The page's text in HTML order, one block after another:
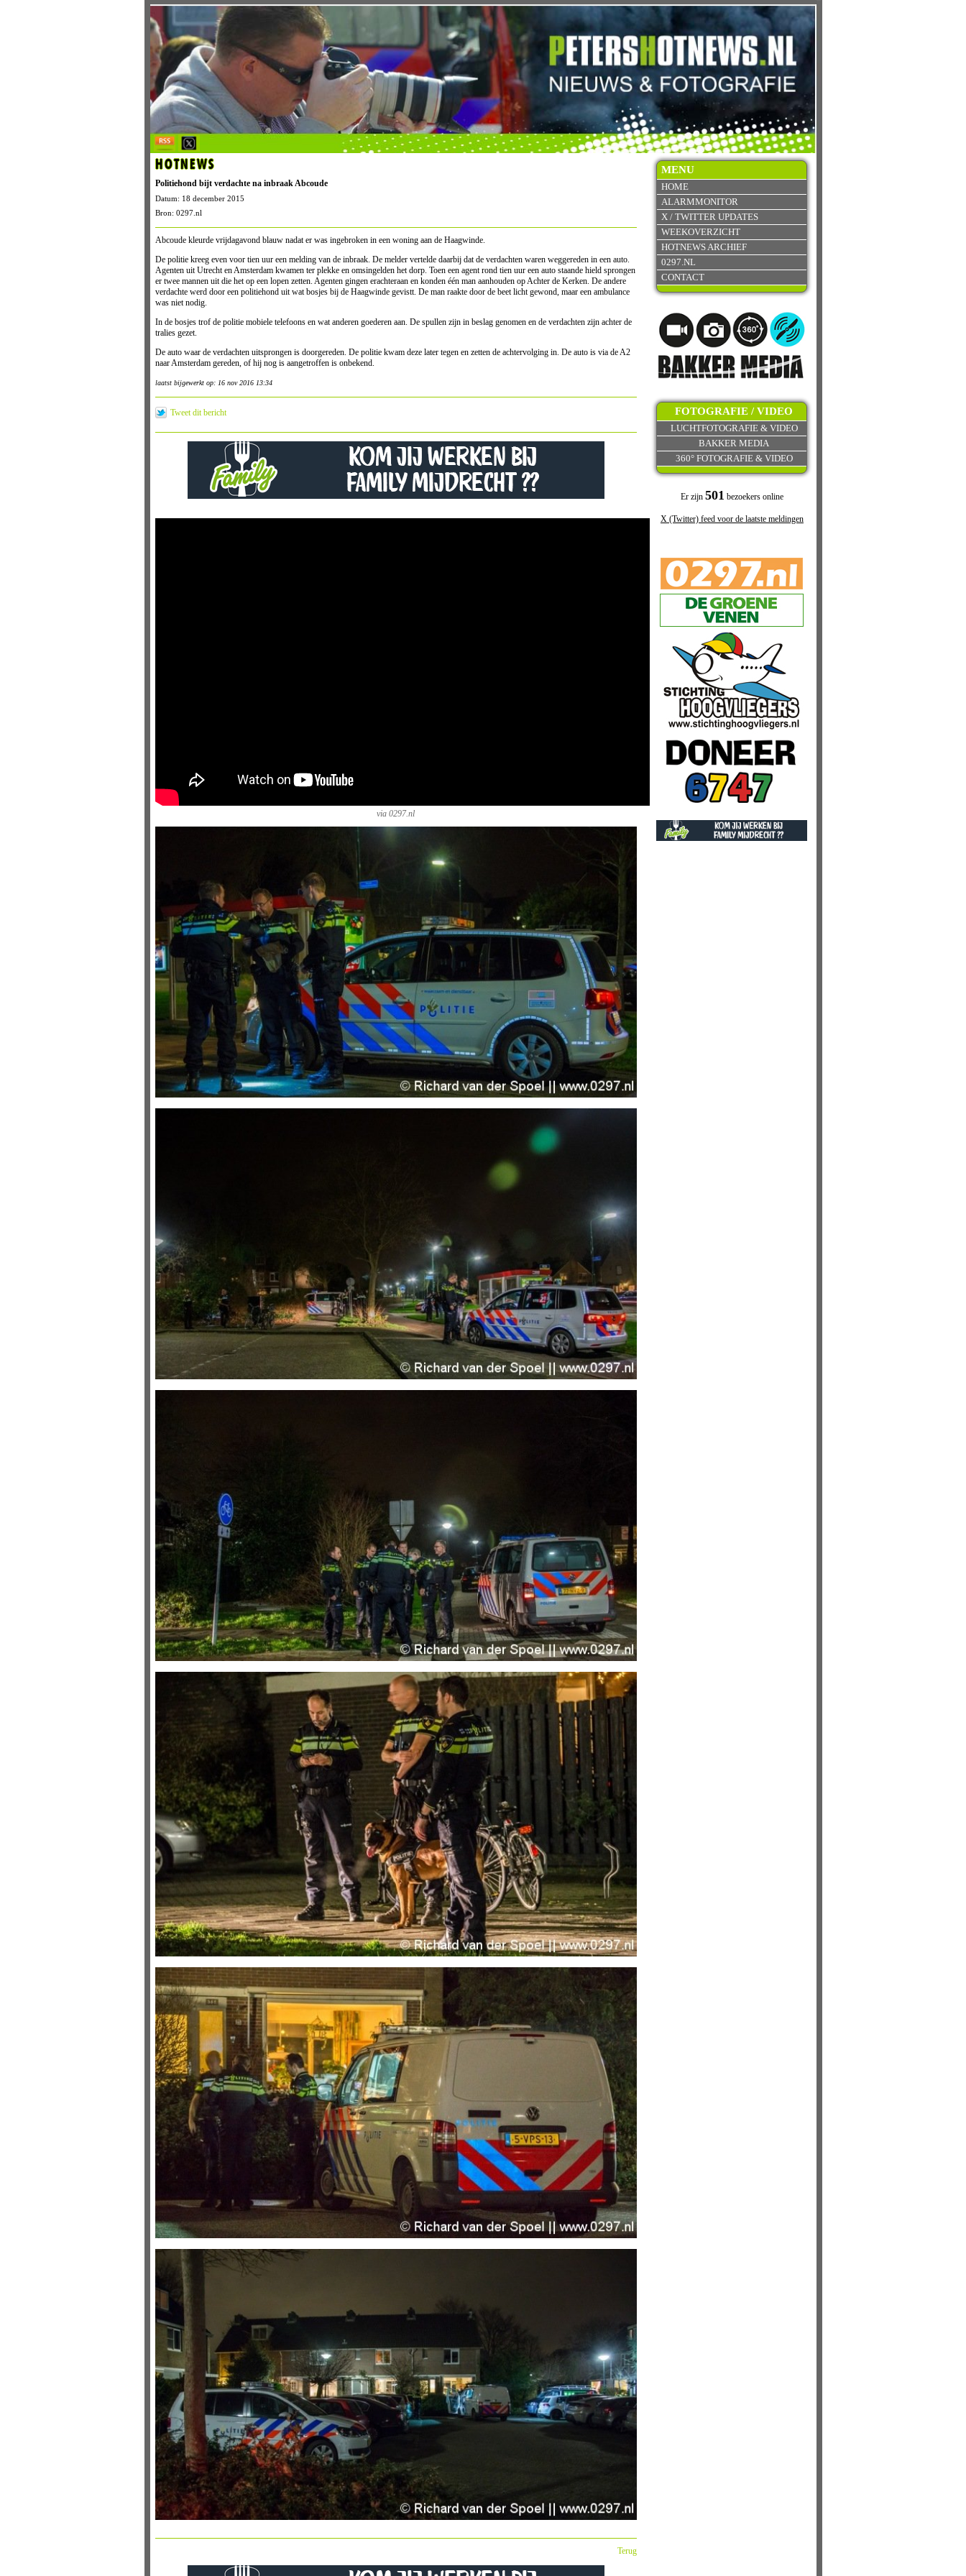
MENU
HOME
ALARMMONITOR
X / TWITTER UPDATES
WEEKOVERZICHT
HOTNEWS ARCHIEF
0297.NL
CONTACT
FOTOGRAFIE / VIDEO
LUCHTFOTOGRAFIE & VIDEO
BAKKER MEDIA
360° FOTOGRAFIE & VIDEO
Er zijn 501 bezoekers online
X (Twitter) feed voor de laatste meldingen
HOTNEWS
Politiehond bijt verdachte na inbraak Abcoude
Datum: 18 december 2015
Bron: 0297.nl
Abcoude kleurde vrijdagavond blauw nadat er was ingebroken in een woning aan de Haagwinde.
De politie kreeg even voor tien uur een melding van de inbraak. De melder vertelde daarbij dat de verdachten waren weggereden in een auto.
Agenten uit Utrecht en Amsterdam kwamen ter plekke en omsingelden het dorp. Toen een agent rond tien uur een auto staande hield sprongen
er twee mannen uit die het op een lopen zetten. Agenten gingen erachteraan en konden één man aanhouden op Achter de Kerken. De andere
verdachte werd door een politiehond uit wat bosjes bij de Haagwinde gevistt. De man raakte door de beet licht gewond, maar een ambulance
was niet nodig.
In de bosjes trof de politie mobiele telefoons en wat anderen goederen aan. De spullen zijn in beslag genomen en de verdachten zijn achter de
tralies gezet.
De auto waar de verdachten uitsprongen is doorgereden. De politie kwam deze later tegen en zetten de achtervolging in. De auto is via de A2
naar Amsterdam gereden, of hij nog is aangetroffen is onbekend.
laatst bijgewerkt op: 16 nov 2016 13:34
Tweet dit bericht
via 0297.nl
Terug